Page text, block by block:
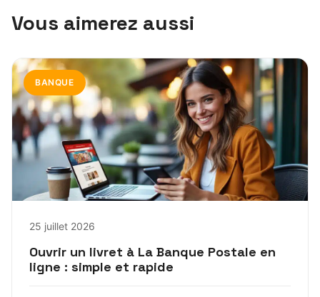
Vous aimerez aussi
BANQUE
25 juillet 2026
Ouvrir un livret à La Banque Postale en
ligne : simple et rapide